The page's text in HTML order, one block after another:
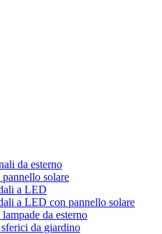
da esterno
solare
a LED
a LED con pannello solare
da esterno
da giardino